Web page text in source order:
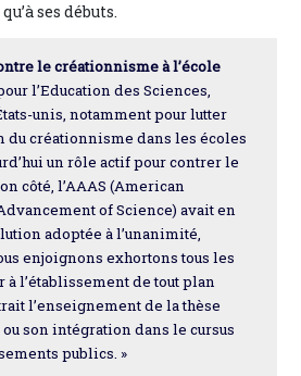
ses débuts.
le créationnisme à l’école
l’Education des Sciences,
unis, notamment pour lutter
du créationnisme dans les écoles
un rôle actif pour contrer le
côté, l’AAAS (American
of Science) avait en
adoptée à l’unanimité,
enjoignons exhortons tous les
à l’établissement de tout plan
l’enseignement de la thèse
son intégration dans le cursus
publics. »